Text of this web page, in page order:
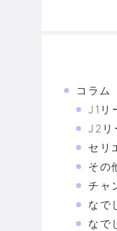
コラム
J1リ
J2リ
セリ
その
チャ
なで
なで